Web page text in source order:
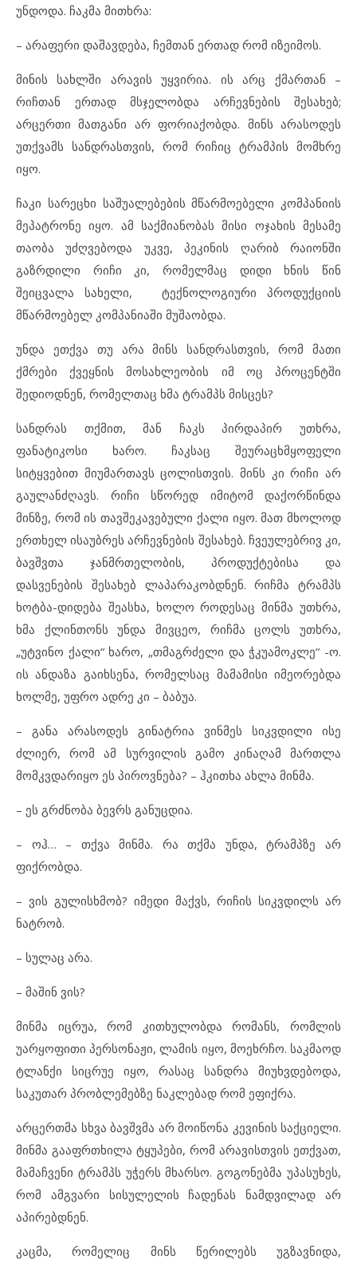
უნდოდა. ჩაკმა მითხრა:
– არაფერი დაშავდება, ჩემთან ერთად რომ იზეიმოს.
მინის სახლში არავის უყვირია. ის არც ქმართან –
რიჩთან ერთად მსჯელობდა არჩევნების შესახებ;
არცერთი მათგანი არ ფორიაქობდა. მინს არასოდეს
უთქვამს სანდრასთვის, რომ რიჩიც ტრამპის მომხრე
იყო.
ჩაკი სარეცხი საშუალებების მწარმოებელი კომპანიის
მეპატრონე იყო. ამ საქმიანობას მისი ოჯახის მესამე
თაობა უძღვებოდა უკვე, პეკინის ღარიბ რაიონში
გაზრდილი რიჩი კი, რომელმაც დიდი ხნის წინ
შეიცვალა სახელი, ტექნოლოგიური პროდუქციის
მწარმოებელ კომპანიაში მუშაობდა.
უნდა ეთქვა თუ არა მინს სანდრასთვის, რომ მათი
ქმრები ქვეყნის მოსახლეობის იმ ოც პროცენტში
შედიოდნენ, რომელთაც ხმა ტრამპს მისცეს?
სანდრას თქმით, მან ჩაკს პირდაპირ უთხრა,
ფანატიკოსი ხარო. ჩაკსაც შეურაცხმყოფელი
სიტყვებით მიუმართავს ცოლისთვის. მინს კი რიჩი არ
გაულანძღავს. რიჩი სწორედ იმიტომ დაქორწინდა
მინზე, რომ ის თავშეკავებული ქალი იყო. მათ მხოლოდ
ერთხელ ისაუბრეს არჩევნების შესახებ. ჩვეულებრივ კი,
ბავშვთა ჯანმრთელობის, პროდუქტებისა და
დასვენების შესახებ ლაპარაკობდნენ. რიჩმა ტრამპს
ხოტბა-დიდება შეასხა, ხოლო როდესაც მინმა უთხრა,
ხმა ქლინთონს უნდა მივცეო, რიჩმა ცოლს უთხრა,
„უტვინო ქალი“ ხარო, „თმაგრძელი და ჭკუამოკლე“ -ო.
ის ანდაზა გაიხსენა, რომელსაც მამამისი იმეორებდა
ხოლმე, უფრო ადრე კი – ბაბუა.
– განა არასოდეს გინატრია ვინმეს სიკვდილი ისე
ძლიერ, რომ ამ სურვილის გამო კინაღამ მართლა
მომკვდარიყო ეს პიროვნება? – ჰკითხა ახლა მინმა.
– ეს გრძნობა ბევრს განუცდია.
– ოჰ… – თქვა მინმა. რა თქმა უნდა, ტრამპზე არ
ფიქრობდა.
– ვის გულისხმობ? იმედი მაქვს, რიჩის სიკვდილს არ
ნატრობ.
– სულაც არა.
– მაშინ ვის?
მინმა იცრუა, რომ კითხულობდა რომანს, რომლის
უარყოფითი პერსონაჟი, ლამის იყო, მოეხრჩო. საკმაოდ
ტლანქი სიცრუე იყო, რასაც სანდრა მიუხვდებოდა,
საკუთარ პრობლემებზე ნაკლებად რომ ეფიქრა.
არცერთმა სხვა ბავშვმა არ მოიწონა კევინის საქციელი.
მინმა გააფრთხილა ტყუპები, რომ არავისთვის ეთქვათ,
მამაჩვენი ტრამპს უჭერს მხარსო. გოგონებმა უპასუხეს,
რომ ამგვარი სისულელის ჩადენას ნამდვილად არ
აპირებდნენ.
კაცმა, რომელიც მინს წერილებს უგზავნიდა,